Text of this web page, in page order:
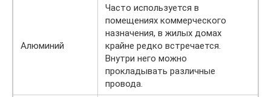
Алюминий
Часто используется в
помещениях коммерческого
назначения, в жилых домах
крайне редко встречается.
Внутри него можно
прокладывать различные
провода.